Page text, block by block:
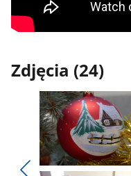
Zdjęcia (24)
Pokaż